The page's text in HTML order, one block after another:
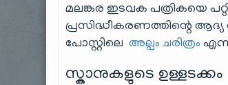
മലങ്കര ഇടവക പത്രികയെ
പ്രസിദ്ധീകരണത്തിന്റെ
പോസ്റ്റിലെഅല്പം ചരിത്രം
സ്കാനുകളുടെ ഉള്ളടക്കം